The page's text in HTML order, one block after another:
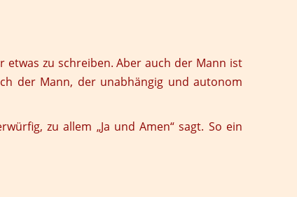
zu schreiben. Aber auch der Mann ist
der Mann, der unabhängig und autonom
zu allem „Ja und Amen“ sagt. So ein